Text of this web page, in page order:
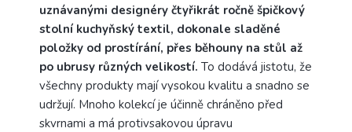
uznávanými designéry čtyřikrát ročně špičkový
stolní kuchyňský textil, dokonale sladěné
položky od prostírání, přes běhouny na stůl až
po ubrusy různých velikostí. To dodává jistotu, že
všechny produkty mají vysokou kvalitu a snadno se
udržují. Mnoho kolekcí je účinně chráněno před
skvrnami a má protivsakovou úpravu